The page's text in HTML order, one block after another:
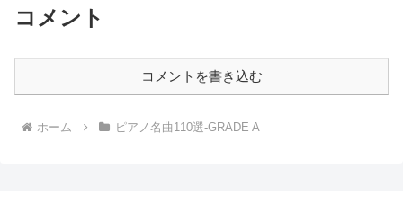
コメント
コメントを書き込む
ホーム ピアノ名曲110選-GRADE A